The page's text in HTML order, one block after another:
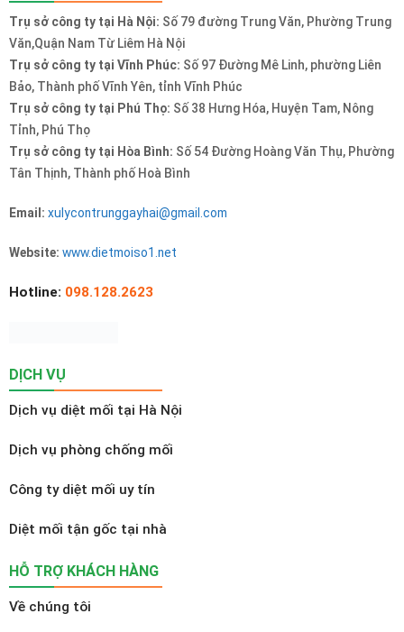
Trụ sở công ty tại Hà Nội: Số 79 đường Trung Văn, Phường Trung
Văn,Quận Nam Từ Liêm Hà Nội
Trụ sở công ty tại Vĩnh Phúc: Số 97 Đường Mê Linh, phường Liên
Bảo, Thành phố Vĩnh Yên, tỉnh Vĩnh Phúc
Trụ sở công ty tại Phú Thọ: Số 38 Hưng Hóa, Huyện Tam, Nông
Tỉnh, Phú Thọ
Trụ sở công ty tại Hòa Bình: Số 54 Đường Hoàng Văn Thụ, Phường
Tân Thịnh, Thành phố Hoà Bình
Email: xulycontrunggayhai@gmail.com
Website: www.dietmoiso1.net
Hotline: 098.128.2623
DỊCH VỤ
Dịch vụ diệt mối tại Hà Nội
Dịch vụ phòng chống mối
Công ty diệt mối uy tín
Diệt mối tận gốc tại nhà
HỖ TRỢ KHÁCH HÀNG
Về chúng tôi